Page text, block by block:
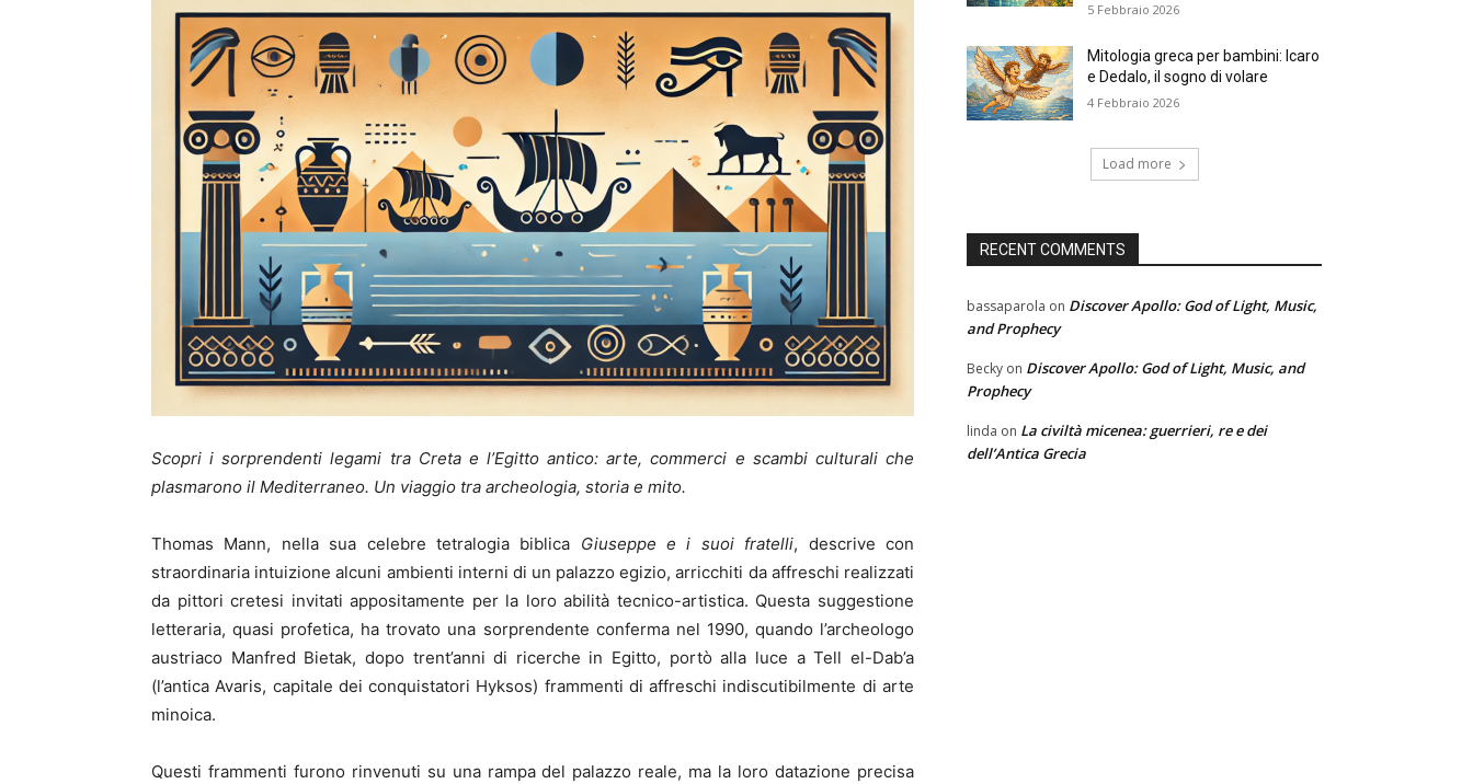
Scopri i sorprendenti legami tra Creta e l’Egitto antico: arte, commerci e scambi culturali che
plasmarono il Mediterraneo. Un viaggio tra archeologia, storia e mito.
Thomas Mann, nella sua celebre tetralogia biblica Giuseppe e i suoi fratelli, descrive con
straordinaria intuizione alcuni ambienti interni di un palazzo egizio, arricchiti da affreschi realizzati
da pittori cretesi invitati appositamente per la loro abilità tecnico-artistica. Questa suggestione
letteraria, quasi profetica, ha trovato una sorprendente conferma nel 1990, quando l’archeologo
austriaco Manfred Bietak, dopo trent’anni di ricerche in Egitto, portò alla luce a Tell el-Dab’a
(l’antica Avaris, capitale dei conquistatori Hyksos) frammenti di affreschi indiscutibilmente di arte
minoica.
Questi frammenti furono rinvenuti su una rampa del palazzo reale, ma la loro datazione precisa
5 Febbraio 2026
Mitologia greca per bambini: Icaro
e Dedalo, il sogno di volare
4 Febbraio 2026
Load more
RECENT COMMENTS
bassaparola on Discover Apollo: God of Light, Music,
and Prophecy
Becky on Discover Apollo: God of Light, Music, and
Prophecy
linda on La civiltà micenea: guerrieri, re e dei
dell’Antica Grecia